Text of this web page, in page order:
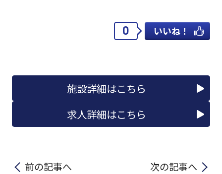
0 いいね！
施設詳細はこちら
求人詳細はこちら
前の記事へ 次の記事へ